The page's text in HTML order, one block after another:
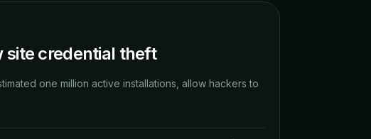
site credential theft
one million active installations, allow hackers to